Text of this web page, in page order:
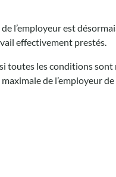
l’employeur est
effectivement prestés.
toutes les conditions
de l’employeur